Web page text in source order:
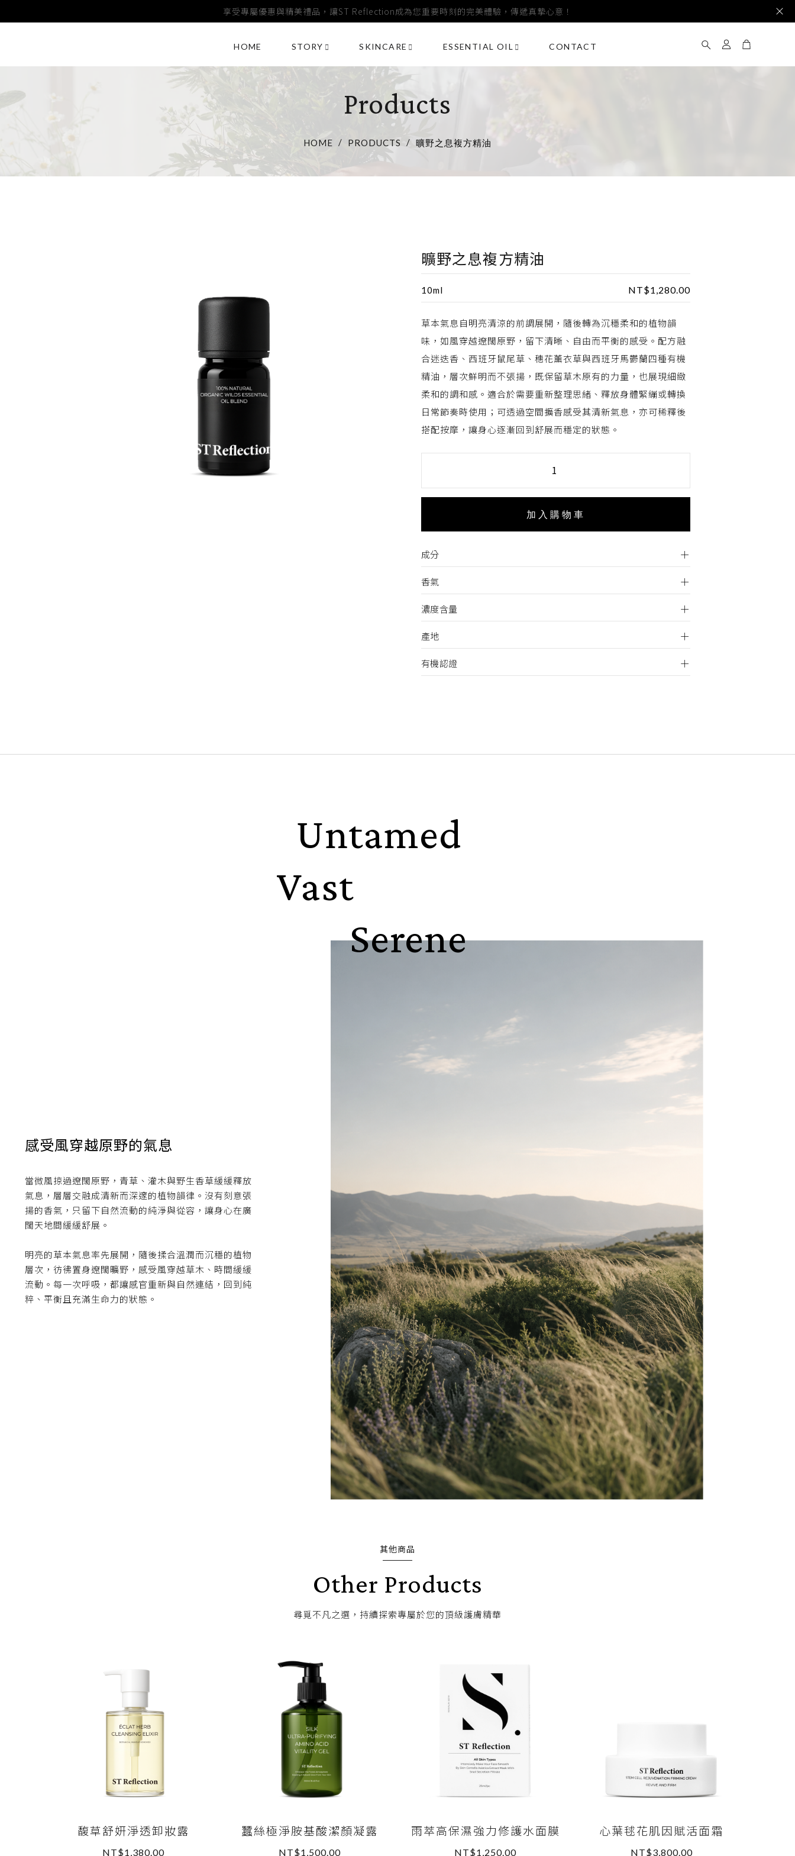
享受專屬優惠與精美禮品，讓ST Reflection成為您重要時刻的完美體驗，傳遞真摯心意！
HOME STORY SKINCARE ESSENTIAL OIL CONTACT
Products
HOME PRODUCTS 曠野之息複方精油
曠野之息複方精油
NT$1,280.00
10ml
草本氣息自明亮清涼的前調展開，隨後轉為沉穩柔和的植物韻
味，如風穿越遼闊原野，留下清晰、自由而平衡的感受。配方融
合迷迭香、西班牙鼠尾草、穗花薰衣草與西班牙馬鬱蘭四種有機
精油，層次鮮明而不張揚，既保留草木原有的力量，也展現細緻
柔和的調和感。適合於需要重新整理思緒、釋放身體緊繃或轉換
日常節奏時使用；可透過空間擴香感受其清新氣息，亦可稀釋後
搭配按摩，讓身心逐漸回到舒展而穩定的狀態。
加入購物車
成分
香氣
濃度含量
產地
有機認證
Untamed
Vast
Serene
感受風穿越原野的氣息
當微風掠過遼闊原野，青草、灌木與野生香草緩緩釋放
氣息，層層交融成清新而深邃的植物韻律。沒有刻意張
揚的香氣，只留下自然流動的純淨與從容，讓身心在廣
闊天地間緩緩舒展。
明亮的草本氣息率先展開，隨後揉合溫潤而沉穩的植物
層次，彷彿置身遼闊曠野，感受風穿越草木、時間緩緩
流動。每一次呼吸，都讓感官重新與自然連結，回到純
粹、平衡且充滿生命力的狀態。
其他商品
Other Products
尋覓不凡之選，持續探索專屬於您的頂級護膚精華
馥草舒妍淨透卸妝露
NT$1,380.00
蠶絲極淨胺基酸潔顏凝露
NT$1,500.00
雨萃高保濕強力修護水面膜
NT$1,250.00
心葉毬花肌因賦活面霜
NT$3,800.00